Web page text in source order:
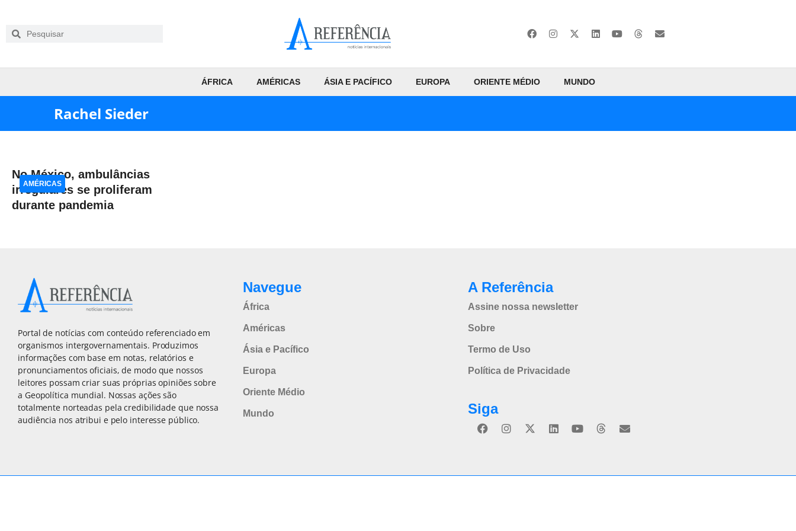
ÁFRICA AMÉRICAS ÁSIA E PACÍFICO EUROPA ORIENTE MÉDIO MUNDO
Rachel Sieder
No México, ambulâncias
irregulares se proliferam
durante pandemia
AMÉRICAS
Portal de notícias com conteúdo referenciado em
organismos intergovernamentais. Produzimos
informações com base em notas, relatórios e
pronunciamentos oficiais, de modo que nossos
leitores possam criar suas próprias opiniões sobre
a Geopolítica mundial. Nossas ações são
totalmente norteadas pela credibilidade que nossa
audiência nos atribui e pelo interesse público.
Navegue
África
Américas
Ásia e Pacífico
Europa
Oriente Médio
Mundo
A Referência
Assine nossa newsletter
Sobre
Termo de Uso
Política de Privacidade
Siga